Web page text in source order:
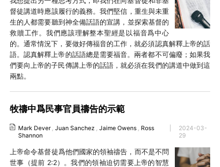
督徒講道時應該履行的義務。我們堅信，重生與未重
生的人都需要聽到神全備話語的宣講，並探索基督的
救贖工作。我們應該理解整本聖經是以福音爲中心
的。通常情況下，要做好傳福音的工作，就必須認真解釋上帝的話
語。認真解釋上帝的話語總是需要福音。兩者都不可偏廢；如果我
們要向上帝的子民傳講上帝的話語，就必須在我們的講道中做到這
兩點。
牧禱中爲民事官員禱告的示範
Mark Dever Juan Sanchez Jaime Owens
Ross
Shannon
2024-03-
29
上帝命令基督徒爲他們國家的領袖禱告，而不是不問
世事（提前 2:2）。我們的領袖迫切需要上帝的智慧